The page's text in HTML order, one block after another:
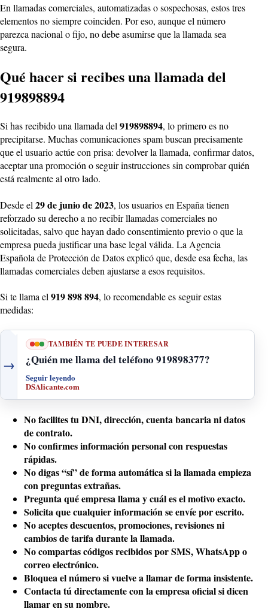
En llamadas comerciales, automatizadas o sospechosas, estos tres
elementos no siempre coinciden. Por eso, aunque el número
parezca nacional o fijo, no debe asumirse que la llamada sea
segura.
Qué hacer si recibes una llamada del
919898894
Si has recibido una llamada del919898894, lo primero es no
precipitarse. Muchas comunicaciones spam buscan precisamente
que el usuario actúe con prisa: devolver la llamada, confirmar datos,
aceptar una promoción o seguir instrucciones sin comprobar quién
está realmente al otro lado.
Desde el 29 de junio de 2023, los usuarios en España tienen
reforzado su derecho a no recibir llamadas comerciales no
solicitadas, salvo que hayan dado consentimiento previo o que la
empresa pueda justificar una base legal válida. La Agencia
Española de Protección de Datos explicó que, desde esa fecha, las
llamadas comerciales deben ajustarse a esos requisitos.
Si te llama el919 898 894, lo recomendable es seguir estas
medidas:
→
TAMBIÉN TE PUEDE INTERESAR
¿Quién me llama del teléfono 919898377?
Seguir leyendo
DSAlicante.com
No facilites tu DNI, dirección, cuenta bancaria ni datos
de contrato.
No confirmes información personal con respuestas
rápidas.
No digas “sí” de forma automática si la llamada empieza
con preguntas extrañas.
Pregunta qué empresa llama y cuál es el motivo exacto.
Solicita que cualquier información se envíe por escrito.
No aceptes descuentos, promociones, revisiones ni
cambios de tarifa durante la llamada.
No compartas códigos recibidos por SMS, WhatsApp o
correo electrónico.
Bloquea el número si vuelve a llamar de forma insistente.
Contacta tú directamente con la empresa oficial si dicen
llamar en su nombre.